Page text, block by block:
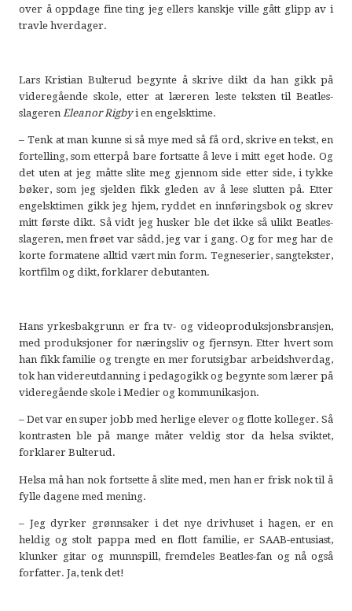
over å oppdage fine ting jeg ellers kanskje ville gått glipp av i
travle hverdager.
Lars Kristian Bulterud begynte å skrive dikt da han gikk på
videregående skole, etter at læreren leste teksten til Beatles-
slageren Eleanor Rigbyi en engelsktime.
– Tenk at man kunne si så mye med så få ord, skrive en tekst, en
fortelling, som etterpå bare fortsatte å leve i mitt eget hode. Og
det uten at jeg måtte slite meg gjennom side etter side, i tykke
bøker, som jeg sjelden fikk gleden av å lese slutten på. Etter
engelsktimen gikk jeg hjem, ryddet en innføringsbok og skrev
mitt første dikt. Så vidt jeg husker ble det ikke så ulikt Beatles-
slageren, men frøet var sådd, jeg var i gang. Og for meg har de
korte formatene alltid vært min form. Tegneserier, sangtekster,
kortfilm og dikt, forklarer debutanten.
Hans yrkesbakgrunn er fra tv- og videoproduksjonsbransjen,
med produksjoner for næringsliv og fjernsyn. Etter hvert som
han fikk familie og trengte en mer forutsigbar arbeidshverdag,
tok han videreutdanning i pedagogikk og begynte som lærer på
videregående skole i Medier og kommunikasjon.
– Det var en super jobb med herlige elever og flotte kolleger. Så
kontrasten ble på mange måter veldig stor da helsa sviktet,
forklarer Bulterud.
Helsa må han nok fortsette å slite med, men han er frisk nok til å
fylle dagene med mening.
– Jeg dyrker grønnsaker i det nye drivhuset i hagen, er en
heldig og stolt pappa med en flott familie, er SAAB-entusiast,
klunker gitar og munnspill, fremdeles Beatles-fan og nå også
forfatter. Ja, tenk det!